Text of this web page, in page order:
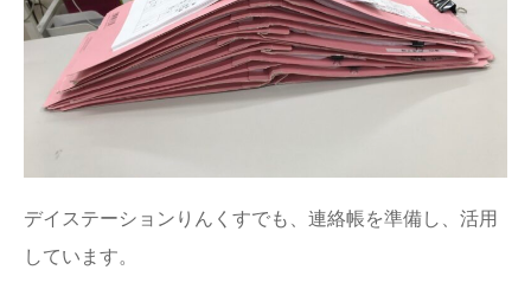
デイステーションりんくすでも、連絡帳を準備し、活用
しています。